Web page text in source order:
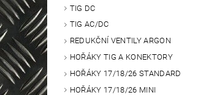
TIG DC
TIG AC/DC
REDUKČNÍ VENTILY ARGON
HOŘÁKY TIG A KONEKTORY
HOŘÁKY 17/18/26 STANDARD
HOŘÁKY 17/18/26 MINI